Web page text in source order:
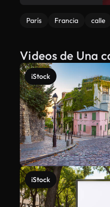
París Francia calle
Videos de Una
iStock
iStock